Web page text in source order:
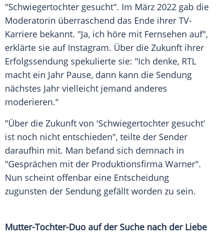
"Schwiegertochter gesucht". Im März 2022 gab die
Moderatorin überraschend das Ende ihrer TV-
Karriere bekannt. "Ja, ich höre mit Fernsehen auf",
erklärte sie auf Instagram. Über die Zukunft ihrer
Erfolgssendung spekulierte sie: "Ich denke, RTL
macht ein Jahr Pause, dann kann die Sendung
nächstes Jahr vielleicht jemand anderes
moderieren."
"Über die Zukunft von 'Schwiegertochter gesucht'
ist noch nicht entschieden", teilte der Sender
daraufhin mit. Man befand sich demnach in
"Gesprächen mit der Produktionsfirma Warner".
Nun scheint offenbar eine Entscheidung
zugunsten der Sendung gefällt worden zu sein.
Mutter-Tochter-Duo auf der Suche nach der Liebe